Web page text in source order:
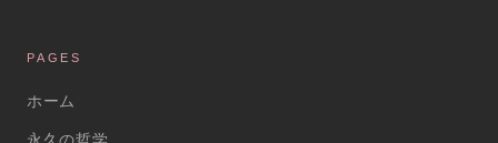
PAGES
ホーム